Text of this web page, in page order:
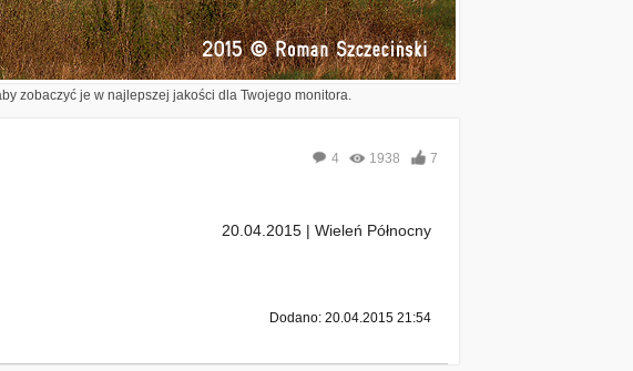
zobaczyć je w najlepszej jakości dla Twojego monitora.
4 1938 7
20.04.2015 | Wieleń Północny
Dodano: 20.04.2015 21:54